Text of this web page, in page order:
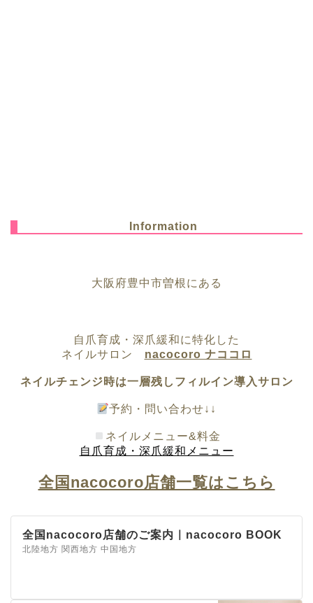
Information
大阪府豊中市曽根にある
自爪育成・深爪緩和に特化した
ネイルサロン nacocoro ナココロ
ネイルチェンジ時は一層残しフィルイン導入サロン
予約・問い合わせ↓↓
ネイルメニュー&料金
自爪育成・深爪緩和メニュー
全国nacocoro店舗一覧はこちら
全国nacocoro店舗のご案内｜nacocoro BOOK
北陸地方 関西地方 中国地方